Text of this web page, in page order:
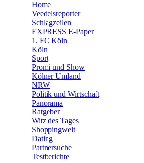
🛒 Shoppingwelt
Home
Veedelsreporter
Schlagzeilen
EXPRESS E-Paper
1. FC Köln
Köln
Sport
Promi und Show
Kölner Umland
NRW
Politik und Wirtschaft
Panorama
Ratgeber
Witz des Tages
Shoppingwelt
Dating
Partnersuche
Testberichte